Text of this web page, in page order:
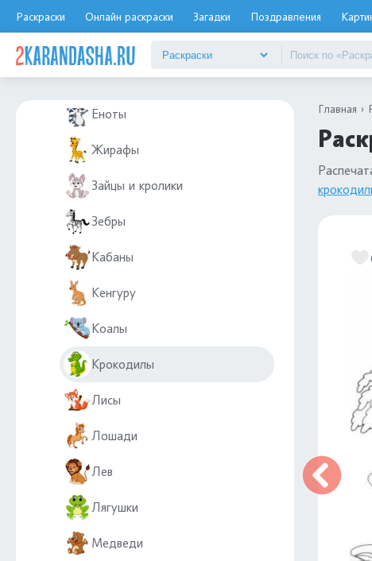
Раскраски Онлайн раскраски Загадки Поздравления
Ёжик
Еноты
Жирафы
Зайцы и кролики
Зебры
Кабаны
Кенгуру
Коалы
Крокодилы
Лисы
Лошади
Лев
Лягушки
Медведи
Главная